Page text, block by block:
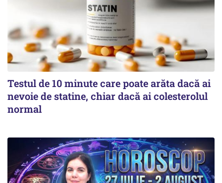
Testul de 10 minute care poate arăta dacă ai
nevoie de statine, chiar dacă ai colesterolul
normal